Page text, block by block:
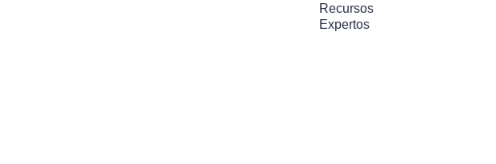
Recursos
Expertos